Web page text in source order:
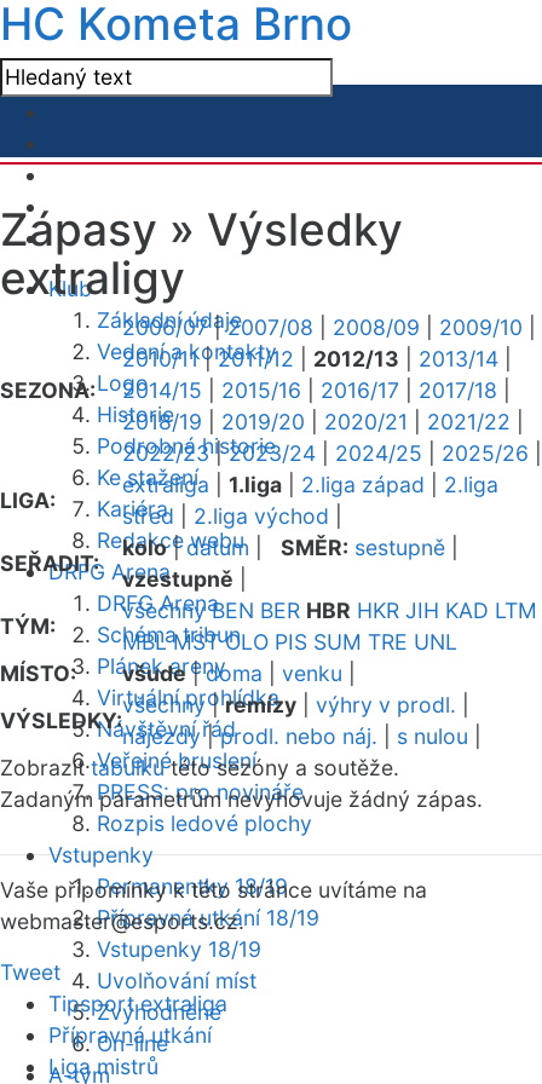
HC Kometa Brno
Klub
Základní údaje
Vedení a kontakty
Logo
Historie
Podrobná historie
Ke stažení
Kariéra
Redakce webu
DRFG Arena
DRFG Arena
Schéma tribun
Plánek areny
Virtuální prohlídka
Návštěvní řád
Veřejné bruslení
PRESS: pro novináře
Rozpis ledové plochy
Vstupenky
Permanentky 18/19
Přípravná utkání 18/19
Vstupenky 18/19
Uvolňování míst
Zvýhodněné
On-line
A-tým
Zápasy » Výsledky
extraligy
SEZONA:
2006/07|2007/08 2008/09 2009/10
2010/11|2011/12 2012/13 2013/14
2014/15
2015/16 2016/17 2017/18
2018/19
2019/20 2020/21 2021/22
2022/23|2023/24 2024/25 2025/26
LIGA:
extraliga 1.liga 2.liga západ
2.liga
střed
2.liga východ
SEŘADIT:
kolo|datum SMĚR: sestupně
vzestupně
TÝM:
všechny BEN BER HBR HKR JIH KAD LTM
MBL MST OLO PIS SUM TRE UNL
MÍSTO:
všude|doma venku
VÝSLEDKY:
všechny|remízy výhry v prodl.
nájezdy|prodl. nebo náj. s nulou
Zobrazittabulkutéto sezóny a soutěže.
Zadaným parametrům nevyhovuje žádný zápas.
Vaše připomínky k této stránce uvítáme na
webmaster@esports.cz.
Tweet
Tipsport extraliga
Přípravná utkání
Liga mistrů